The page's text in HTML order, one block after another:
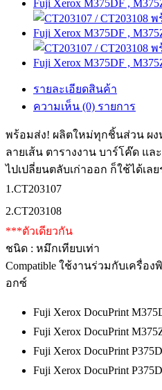
รายละเอียดสินค้า
ความเห็น (0) รายการ
พร้อมส่ง! ผลิตใหม่ทุกชิ้นส่วน ผ
ลายเส้น ตารางงาน บาร์โค๊ด แ
ไปเปลี่ยนตลับเก่าออก ก็ใช้ได้เลย
1.CT203107
2.CT203108
***ตัวเดียวกัน
ชนิด : หมึกเทียบเท่า
Compatible ใช้งานร่วมกับเครื่อ
อกซ์
Fuji Xerox DocuPrint
Fuji Xerox DocuPrint
Fuji Xerox DocuPrint P375D
Fuji Xerox DocuPrint